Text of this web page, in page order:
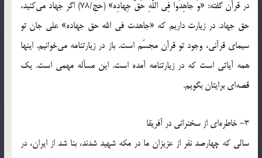
در قرآن گفته: «وَ جاهِدُوا فِي اللَّهِ حَقَّ جِهادِه‏» (حج/78) اگر جهاد مي‌كنيد،
حق جهاد. در زيارت داريم كه «جاهدت في الله حق جهاده» علي جان تو
سيماي قرآني، وجود تو قرآن مجسّم است. باز در زيارتنامه مي‌خوانيم. اينها
همه آياتي است كه در زيارتنامه آمده است. اين مسأله مهمي است. يك
قصه‌اي برايتان بگويم.
3- خاطره‌اي از سخنراني در آفريقا
سالي كه چهارصد نفر از عزيزان ما در مكه شهيد شدند، بنا شد از ايران، در